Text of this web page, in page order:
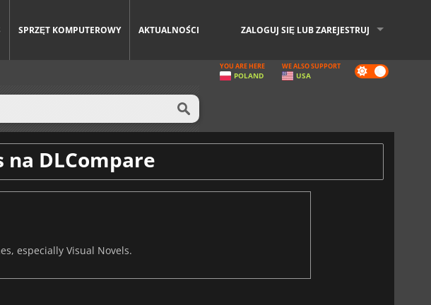
SPRZĘT KOMPUTEROWY AKTUALNOŚCI ZALOGUJ SIĘ LUB ZAREJESTRUJ
Dark
mode
YOU ARE HERE
POLAND
WE ALSO SUPPORT
USA
DLCompare
especially Visual Novels.